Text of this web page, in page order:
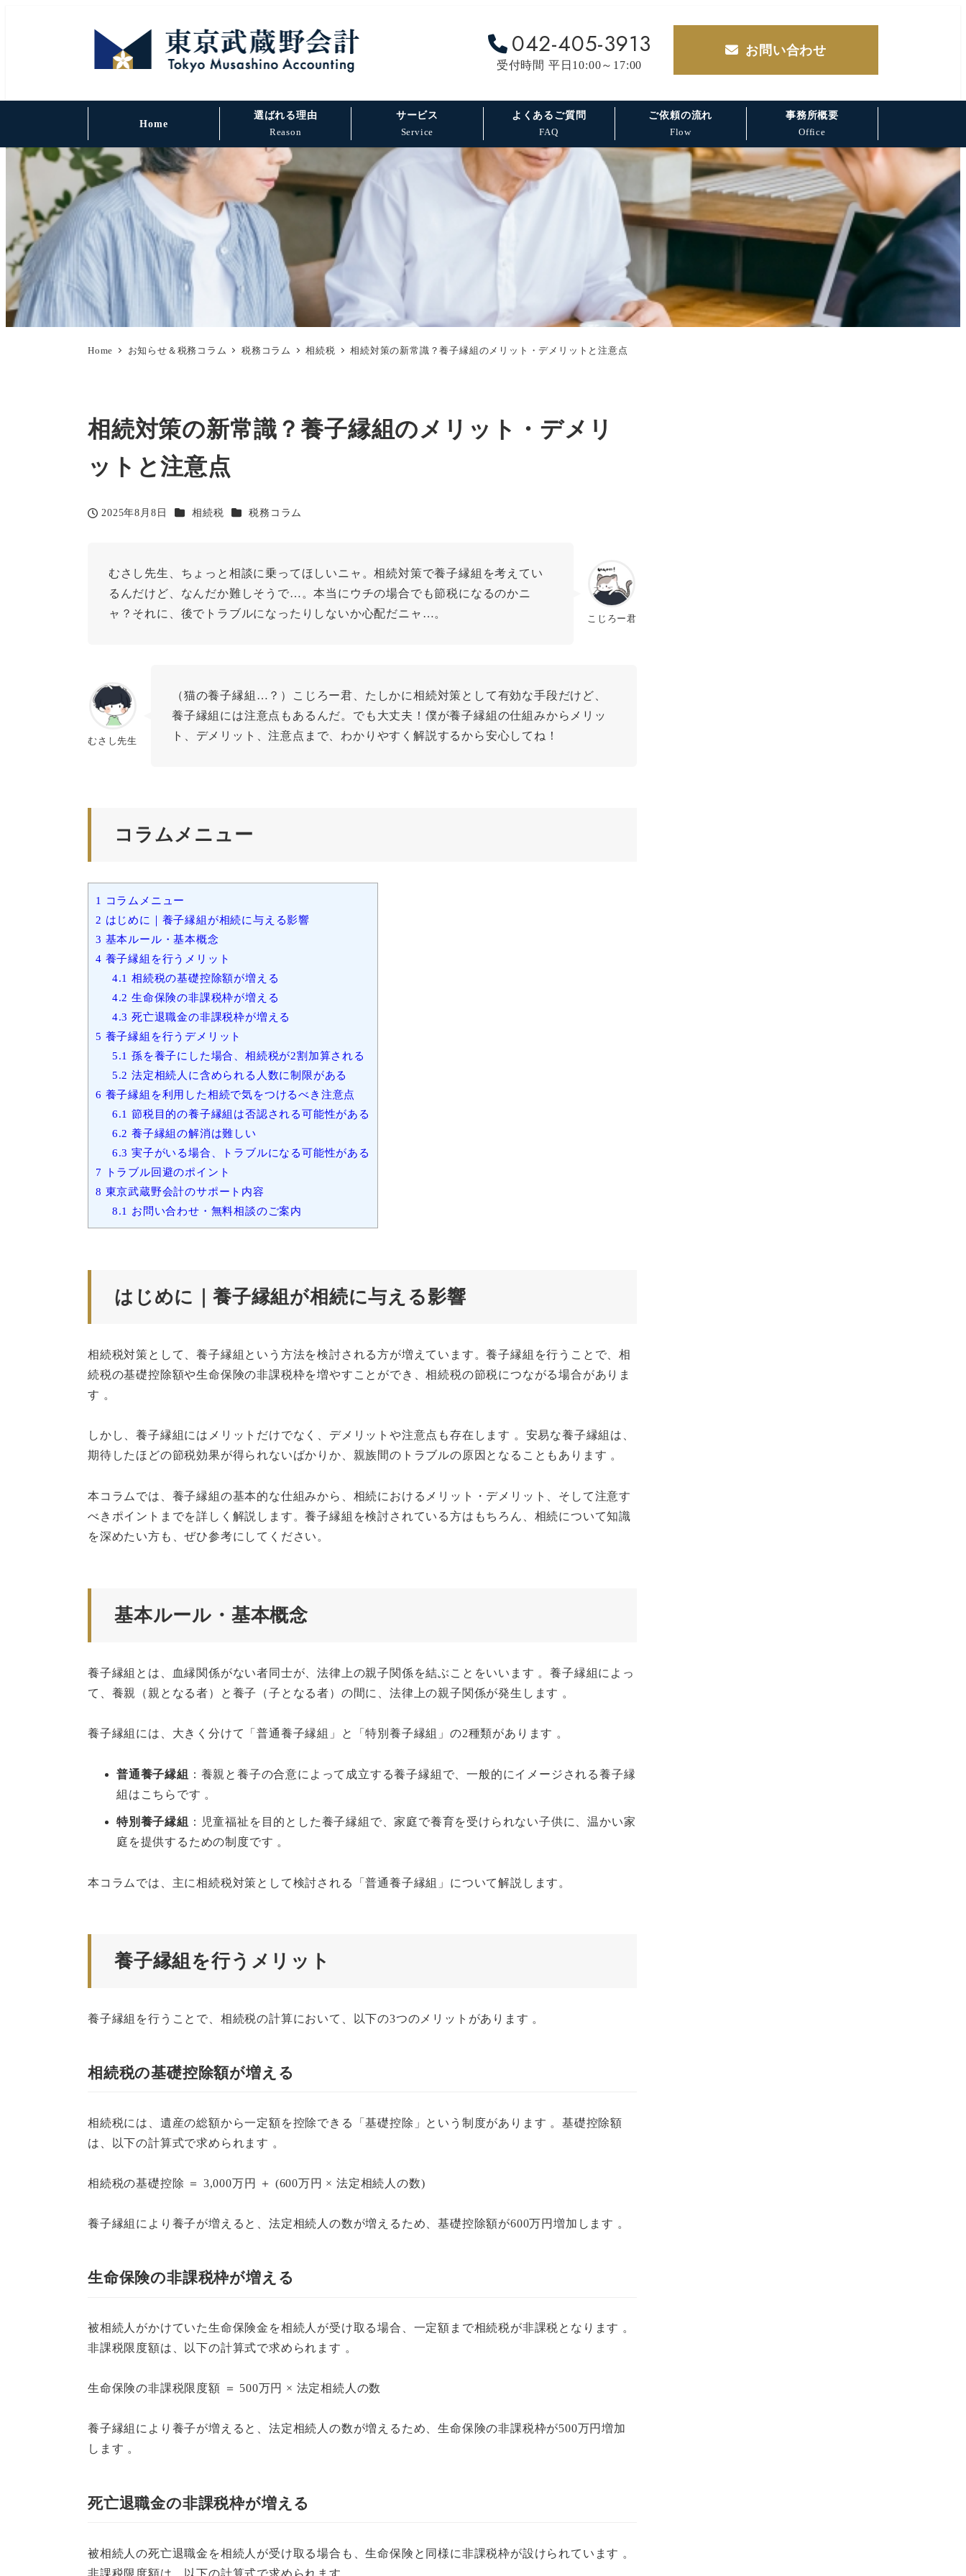
042-405-3913
受付時間 平日10:00～17:00
お問い合わせ
Home
選ばれる理由
Reason
サービス
Service
よくあるご質問
FAQ
ご依頼の流れ
Flow
事務所概要
Office
Home お知らせ＆税務コラム 税務コラム 相続税 相続対策の新常識？養子縁組のメリット・デメリットと注意点
相続対策の新常識？養子縁組のメリット・デメリ
ットと注意点
投稿日
2025年8月8日 カテゴリー
相続税 カテゴリー
税務コラム
こじろー君
むさし先生、ちょっと相談に乗ってほしいニャ。相続対策で養子縁組を考えてい
るんだけど、なんだか難しそうで…。本当にウチの場合でも節税になるのかニ
ャ？それに、後でトラブルになったりしないか心配だニャ…。
むさし先生
（猫の養子縁組…？）こじろー君、たしかに相続対策として有効な手段だけど、
養子縁組には注意点もあるんだ。でも大丈夫！僕が養子縁組の仕組みからメリッ
ト、デメリット、注意点まで、わかりやすく解説するから安心してね！
コラムメニュー
1
コラムメニュー
2 はじめに｜養子縁組が相続に与える影響
3 基本ルール・基本概念
4 養子縁組を行うメリット
4.1 相続税の基礎控除額が増える
4.2 生命保険の非課税枠が増える
4.3 死亡退職金の非課税枠が増える
5 養子縁組を行うデメリット
5.1 孫を養子にした場合、相続税が2割加算される
5.2 法定相続人に含められる人数に制限がある
6 養子縁組を利用した相続で気をつけるべき注意点
6.1 節税目的の養子縁組は否認される可能性がある
6.2 養子縁組の解消は難しい
6.3 実子がいる場合、トラブルになる可能性がある
7
トラブル回避のポイント
8 東京武蔵野会計のサポート内容
8.1 お問い合わせ・無料相談のご案内
はじめに｜養子縁組が相続に与える影響
相続税対策として、養子縁組という方法を検討される方が増えています。養子縁組を行うことで、相
続税の基礎控除額や生命保険の非課税枠を増やすことができ、相続税の節税につながる場合がありま
す 。
しかし、養子縁組にはメリットだけでなく、デメリットや注意点も存在します 。安易な養子縁組は、
期待したほどの節税効果が得られないばかりか、親族間のトラブルの原因となることもあります 。
本コラムでは、養子縁組の基本的な仕組みから、相続におけるメリット・デメリット、そして注意す
べきポイントまでを詳しく解説します。養子縁組を検討されている方はもちろん、相続について知識
を深めたい方も、ぜひ参考にしてください。
基本ルール・基本概念
養子縁組とは、血縁関係がない者同士が、法律上の親子関係を結ぶことをいいます 。養子縁組によっ
て、養親（親となる者）と養子（子となる者）の間に、法律上の親子関係が発生します 。
養子縁組には、大きく分けて「普通養子縁組」と「特別養子縁組」の2種類があります 。
普通養子縁組
：養親と養子の合意によって成立する養子縁組で、一般的にイメージされる養子縁
組はこちらです 。
特別養子縁組
：児童福祉を目的とした養子縁組で、家庭で養育を受けられない子供に、温かい家
庭を提供するための制度です 。
本コラムでは、主に相続税対策として検討される「普通養子縁組」について解説します。
養子縁組を行うメリット
養子縁組を行うことで、相続税の計算において、以下の3つのメリットがあります 。
相続税の基礎控除額が増える
相続税には、遺産の総額から一定額を控除できる「基礎控除」という制度があります 。基礎控除額
は、以下の計算式で求められます 。
相続税の基礎控除 ＝ 3,000万円 ＋ (600万円 × 法定相続人の数)
養子縁組により養子が増えると、法定相続人の数が増えるため、基礎控除額が600万円増加します 。
生命保険の非課税枠が増える
被相続人がかけていた生命保険金を相続人が受け取る場合、一定額まで相続税が非課税となります 。
非課税限度額は、以下の計算式で求められます 。
生命保険の非課税限度額 ＝ 500万円 × 法定相続人の数
養子縁組により養子が増えると、法定相続人の数が増えるため、生命保険の非課税枠が500万円増加
します 。
死亡退職金の非課税枠が増える
被相続人の死亡退職金を相続人が受け取る場合も、生命保険と同様に非課税枠が設けられています 。
非課税限度額は、以下の計算式で求められます 。